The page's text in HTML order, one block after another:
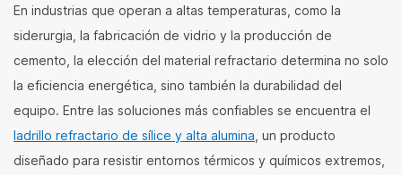
En industrias que operan a altas temperaturas, como la
siderurgia, la fabricación de vidrio y la producción de
cemento, la elección del material refractario determina no solo
la eficiencia energética, sino también la durabilidad del
equipo. Entre las soluciones más confiables se encuentra el
ladrillo refractario de sílice y alta alumina, un producto
diseñado para resistir entornos térmicos y químicos extremos,